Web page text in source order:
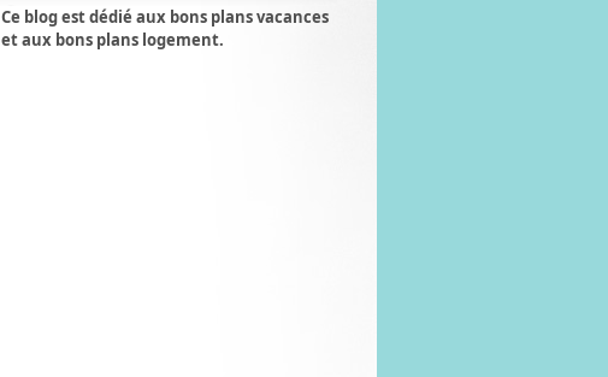
Ce blog est dédié aux bons plans vacances
et aux bons plans logement.